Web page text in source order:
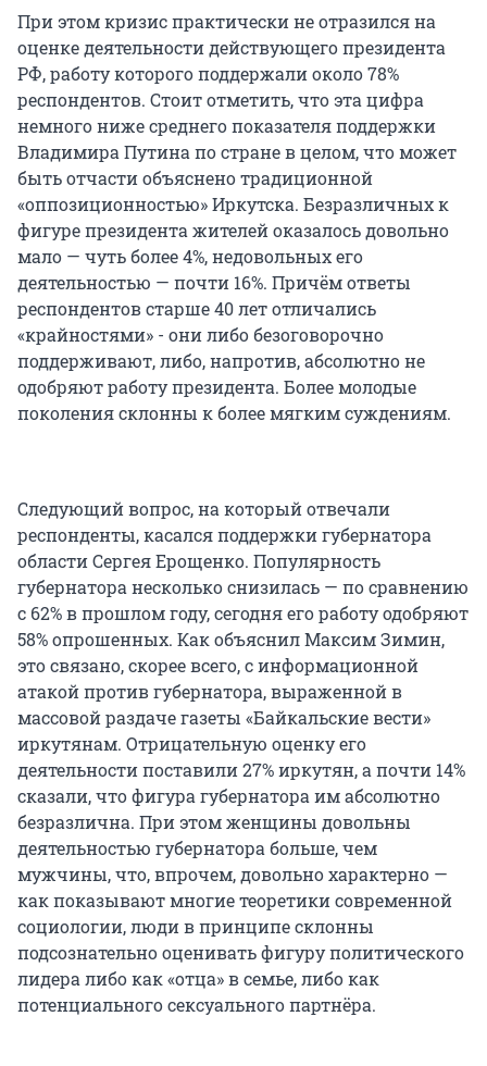
При этом кризис практически не отразился на
оценке деятельности действующего президента
РФ, работу которого поддержали около 78%
респондентов. Стоит отметить, что эта цифра
немного ниже среднего показателя поддержки
Владимира Путина по стране в целом, что может
быть отчасти объяснено традиционной
«оппозиционностью» Иркутска. Безразличных к
фигуре президента жителей оказалось довольно
мало — чуть более 4%, недовольных его
деятельностью — почти 16%. Причём ответы
респондентов старше 40 лет отличались
«крайностями» - они либо безоговорочно
поддерживают, либо, напротив, абсолютно не
одобряют работу президента. Более молодые
поколения склонны к более мягким суждениям.
Следующий вопрос, на который отвечали
респонденты, касался поддержки губернатора
области Сергея Ерощенко. Популярность
губернатора несколько снизилась — по сравнению
с 62% в прошлом году, сегодня его работу одобряют
58% опрошенных. Как объяснил Максим Зимин,
это связано, скорее всего, с информационной
атакой против губернатора, выраженной в
массовой раздаче газеты «Байкальские вести»
иркутянам. Отрицательную оценку его
деятельности поставили 27% иркутян, а почти 14%
сказали, что фигура губернатора им абсолютно
безразлична. При этом женщины довольны
деятельностью губернатора больше, чем
мужчины, что, впрочем, довольно характерно —
как показывают многие теоретики современной
социологии, люди в принципе склонны
подсознательно оценивать фигуру политического
лидера либо как «отца» в семье, либо как
потенциального сексуального партнёра.